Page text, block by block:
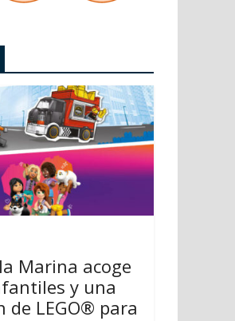
Marina acoge
y una
de LEGO® para